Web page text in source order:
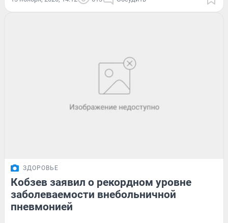
ЗДОРОВЬЕ
Кобзев заявил о рекордном уровне
заболеваемости внебольничной
пневмонией